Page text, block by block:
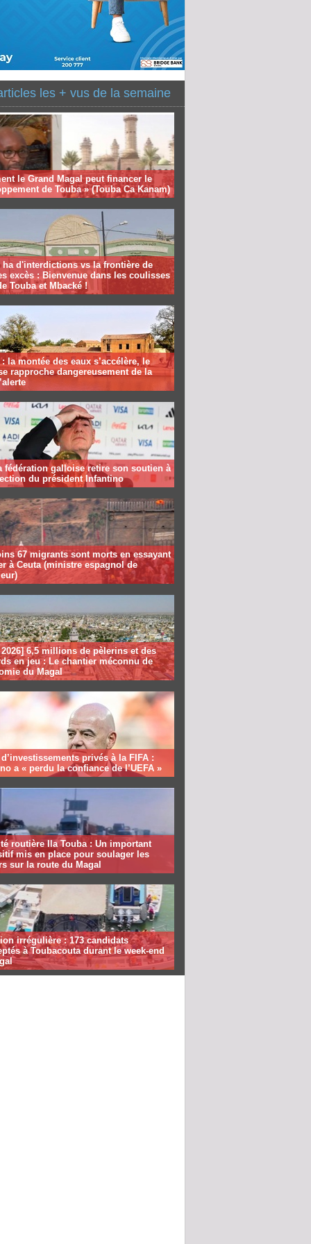
les + vus de la semaine
le Grand Magal peut financer le
de Touba » (Touba Ca Kanam)
ha d'interdictions vs la frontière de
excès : Bienvenue dans les coulisses
Touba et Mbacké !
la montée des eaux s’accélère, le
rapproche dangereusement de la
fédération galloise retire son soutien à
du président Infantino
67 migrants sont morts en essayant
à Ceuta (ministre espagnol de
6,5 millions de pèlerins et des
en jeu : Le chantier méconnu de
du Magal
privés à la FIFA :
a « perdu la confiance de l’UEFA »
routière Ila Touba : Un important
mis en place pour soulager les
sur la route du Magal
irrégulière : 173 candidats
à Toubacouta durant le week-end